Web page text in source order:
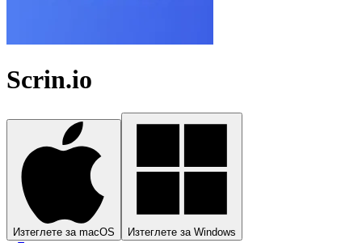
Scrin.io
Изтеглете за macOS Изтеглете за Windows